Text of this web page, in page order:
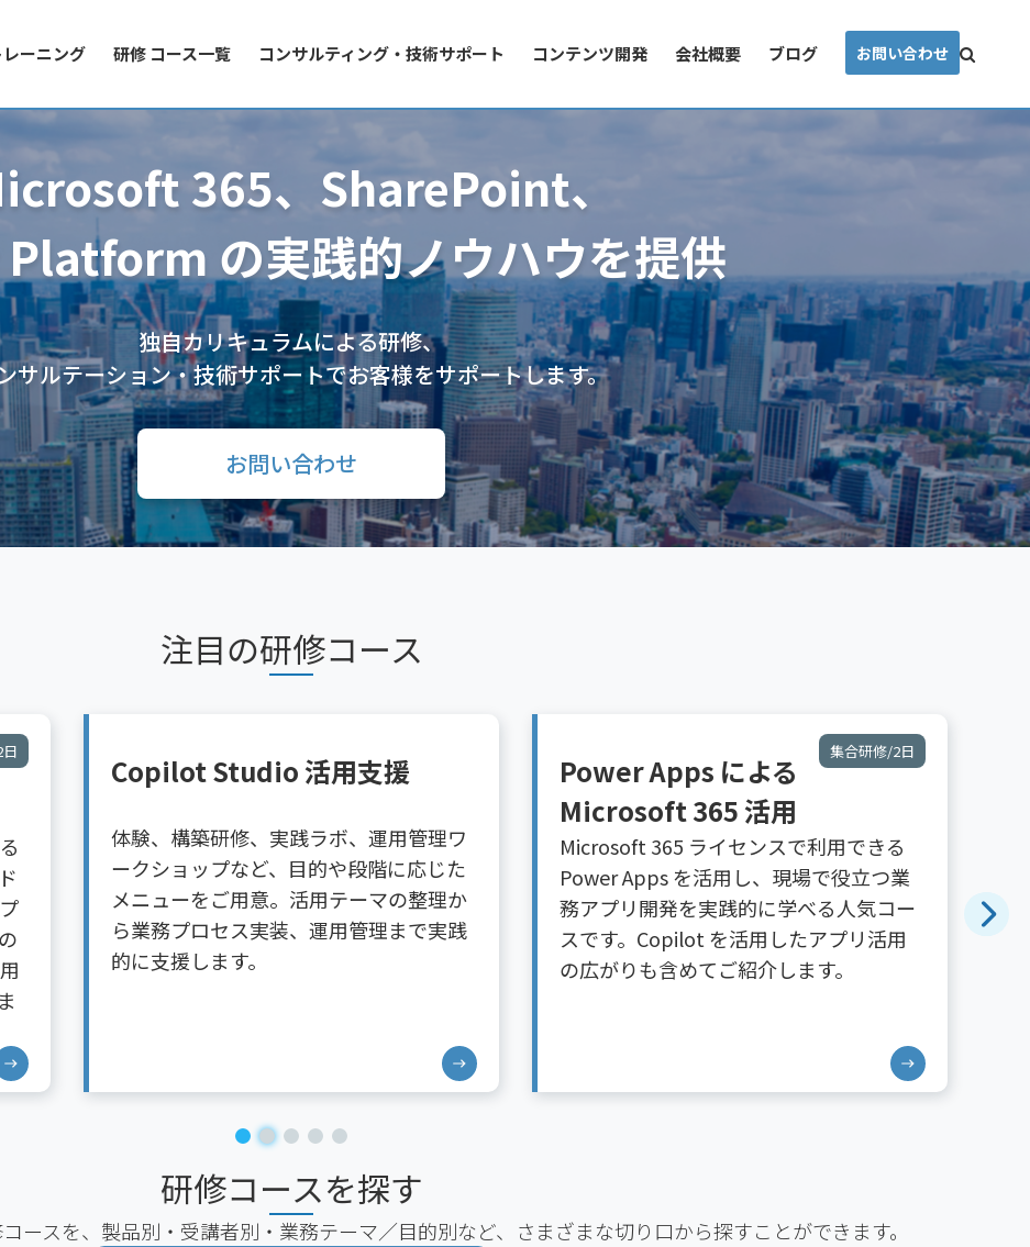
レーニング 研修 コース一覧 コンサルティング・技術サポート コンテンツ開発 会社概要 ブログ お問い合わせ
365、SharePoint、
の実践的ノウハウを提供
独自カリキュラムによる研修、
サルテーション・技術サポートでお客様をサポートします。
お問い合わせ
注目の研修コース
Power Apps による
Microsoft 365 ライセンスで利用できる
Power Apps を活用し、現場で役立つ業
務アプリ開発を実践的に学べる人気コー
スです。Copilot を活用したアプリ活用
の広がりも含めてご紹介します。
Microsoft 365 Copilot
活用研修
Teams、Outlook などの基本活用から、
Microsoft 365 Copilot、Power Query、
Office スクリプトを活用した Excel 業
務、Copilot Cowork まで、利用者向けの
複数の研修メニューをご用意していま
個別開催
研修コースを探す
スを、製品別・受講者別・業務テーマ／目的別など、さまざまな切り口から探すことができます。